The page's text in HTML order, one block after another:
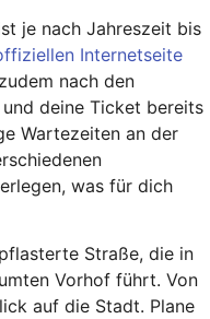
je nach Jahreszeit bis
Internetseite
nach den
deine Ticket bereits
Wartezeiten an der
was für dich
Straße, die in
Vorhof führt. Von
auf die Stadt. Plane